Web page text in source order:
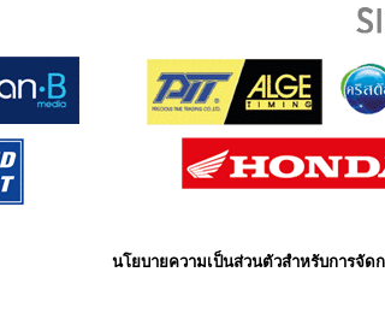
นโยบายความเป็นส่วนตัวสำหรับการจัด